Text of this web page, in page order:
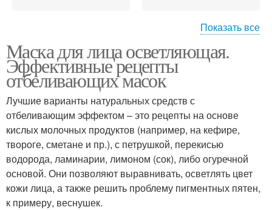
Маски для загара Морковная маска
Маска с глиной Маски для кожи
Маски из кефира Условия с помощью
Показать все
Маска для лица осветляющая.
Эффективные рецепты
отбеливающих масок
Лучшие варианты натуральных средств с
отбеливающим эффектом – это рецепты на основе
кислых молочных продуктов (например, на кефире,
твороге, сметане и пр.), с петрушкой, перекисью
водорода, ламинарии, лимоном (сок), либо огуречной
основой. Они позволяют выравнивать, осветлять цвет
кожи лица, а также решить проблему пигментных пятен,
к примеру, веснушек.